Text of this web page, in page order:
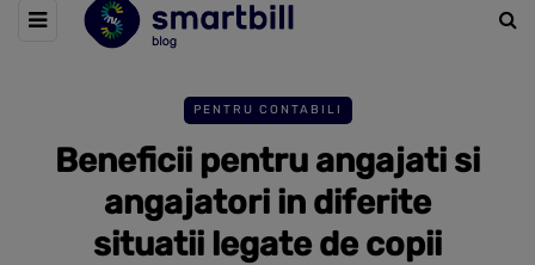
PENTRU CONTABILI
Beneficii pentru angajati si
angajatori in diferite
situatii legate de copii